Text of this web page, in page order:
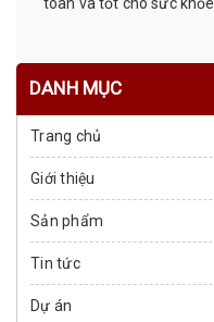
DANH MỤC
Trang chủ
Giới thiệu
Sản phẩm
Tin tức
Dự án